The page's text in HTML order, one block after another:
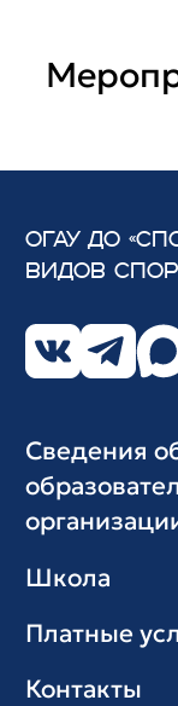
ОГАУ ДО
ВИДОВ
Сведения
Школа
Платные
Контакты